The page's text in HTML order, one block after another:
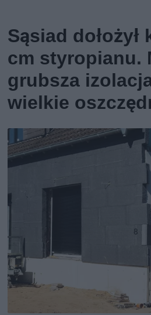
Sąsiad dołożył
cm styropianu.
grubsza
wielkie